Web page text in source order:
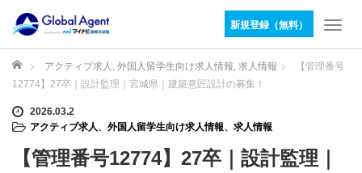
新規登録（無料）
T
g
ホーム アクティブ求人 , 外国人留学生向け求人情報, 求人情報
【管理番号
12774】27卒｜設計監理｜宮城県｜建築意匠設計の募集！
2026.03.2
アクティブ求人、 外国人留学生向け求人情報、 求人情報
【管理番号12774】27卒｜設計監理｜